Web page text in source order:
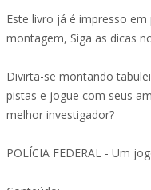
Este livro já é impresso
montagem, Siga as dicas
Divirta-se montando
pistas e jogue com seus
melhor investigador?
POLÍCIA FEDERAL - Um